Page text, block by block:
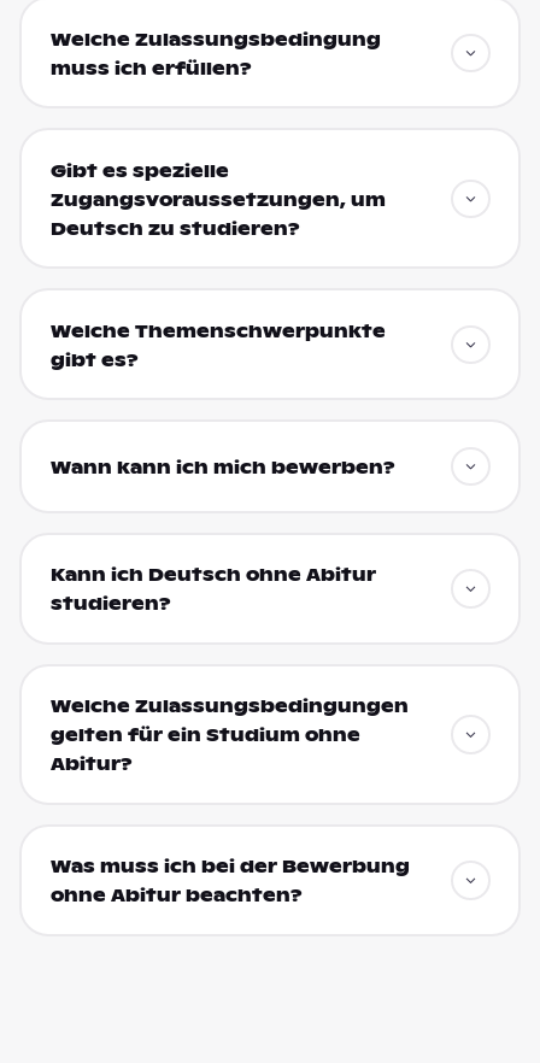
Welche Zulassungsbedingung
muss ich erfüllen?
Gibt es spezielle
Zugangsvoraussetzungen, um
Deutsch zu studieren?
Welche Themenschwerpunkte
gibt es?
Wann kann ich mich bewerben?
Kann ich Deutsch ohne Abitur
studieren?
Welche Zulassungsbedingungen
gelten für ein Studium ohne
Abitur?
Was muss ich bei der Bewerbung
ohne Abitur beachten?